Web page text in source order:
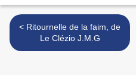
< Ritournelle de la faim, de
Le Clézio J.M.G